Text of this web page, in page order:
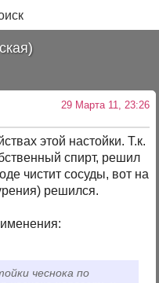
29 Марта 11, 23:26
этой настойки. Т.к.
спирт, решил
чистит сосуды, вот на
решился.
чеснока по